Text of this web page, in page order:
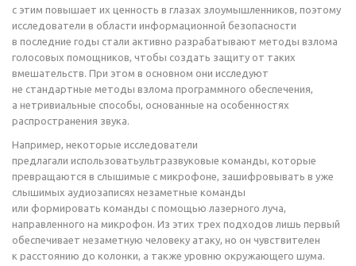
с этим повышает их ценность в глазах злоумышленников, поэтому
исследователи в области информационной безопасности
в последние годы стали активно разрабатывают методы взлома
голосовых помощников, чтобы создать защиту от таких
вмешательств. При этом в основном они исследуют
не стандартные методы взлома программного обеспечения,
а нетривиальные способы, основанные на особенностях
распространения звука.
Например, некоторые исследователи
предлагали использоватьультразвуковые команды, которые
превращаются в слышимые с микрофоне, зашифровывать в уже
слышимых аудиозаписях незаметные команды
или формировать команды с помощью лазерного луча,
направленного на микрофон. Из этих трех подходов лишь первый
обеспечивает незаметную человеку атаку, но он чувствителен
к расстоянию до колонки, а также уровню окружающего шума.